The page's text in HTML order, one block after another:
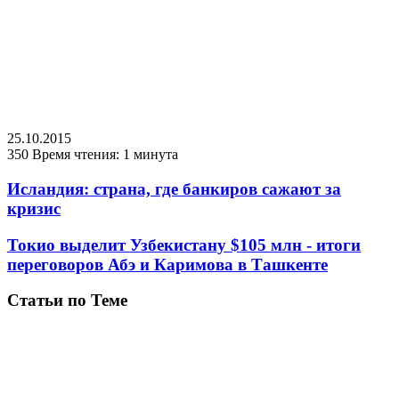
25.10.2015
350 Время чтения: 1 минута
Исландия: страна, где банкиров сажают за
кризис
Токио выделит Узбекистану $105 млн - итоги
переговоров Абэ и Каримова в Ташкенте
Статьи по Теме